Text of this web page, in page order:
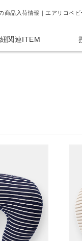
商品入荷情報｜エアリコベビ
関連ITEM